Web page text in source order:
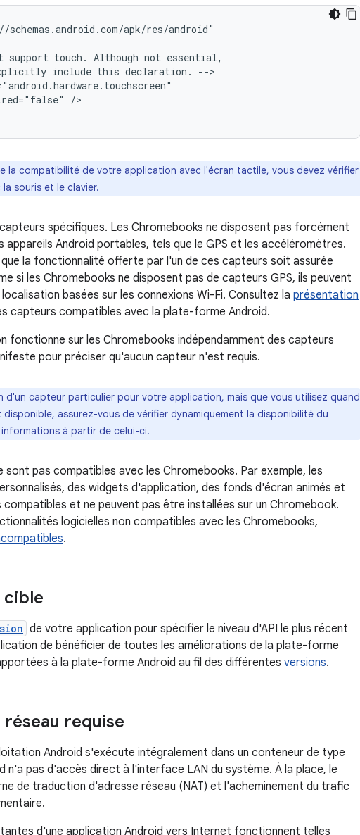
support touch. Although not
include this declaration.
/>
la compatibilité de votre application avec l'écran tactile, vous devez vérifier
souris et le clavier.
spécifiques. Les Chromebooks ne disposent pas forcément
Android portables, tels que le GPS et les accéléromètres.
la fonctionnalité offerte par l'un de ces capteurs soit assurée
si les Chromebooks ne disposent pas de capteurs GPS, ils peuvent
basées sur les connexions Wi-Fi. Consultez la présentation
capteurs compatibles avec la plate-forme Android.
fonctionne sur les Chromebooks indépendamment des capteurs
pour préciser qu'aucun capteur n'est requis.
d'un capteur particulier pour votre application, mais que vous utilisez quand
assurez-vous de vérifier dynamiquement la disponibilité du
à partir de celui-ci.
pas compatibles avec les Chromebooks. Par exemple, les
des widgets d'application, des fonds d'écran animés et
et ne peuvent pas être installées sur un Chromebook.
logicielles non compatibles avec les Chromebooks,
.
cible
de votre application pour spécifier le niveau d'API le plus récent
de bénéficier de toutes les améliorations de la plate-forme
à la plate-forme Android au fil des différentes versions.
requise
Android s'exécute intégralement dans un conteneur de type
n'a pas d'accès direct à l'interface LAN du système. À la place, le
de traduction d'adresse réseau (NAT) et l'acheminement du trafic
d'une application Android vers Internet fonctionnent telles